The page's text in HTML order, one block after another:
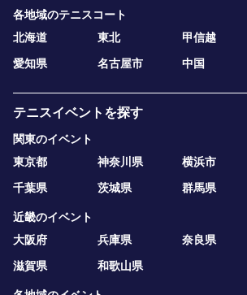
各地域のテニスコート
北海道
東北 甲信越
愛知県
名古屋市 中国
テニスイベントを探す
関東のイベント
東京都
神奈川県 横浜市
千葉県
茨城県 群馬県
近畿のイベント
大阪府
兵庫県 奈良県
滋賀県
和歌山県